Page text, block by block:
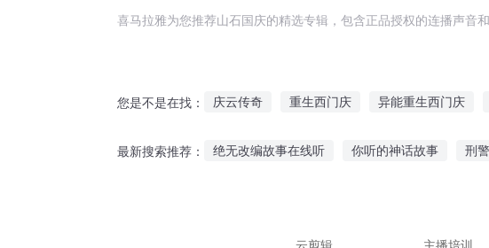
文天祥 自由吟诵
喜马拉雅为您推荐山石国庆的精选专辑，包含正品授权的连播声音
您是不是在找： 庆云传奇 重生西门庆 异能重生西门庆
最新搜索推荐： 绝无改编故事在线听 你听的神话故事 刑
云剪辑
主播培训